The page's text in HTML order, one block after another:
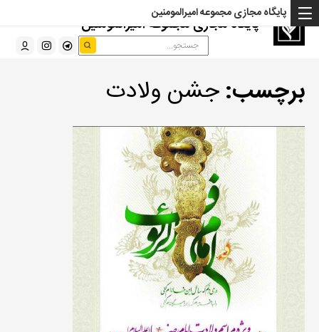
پایگاه مجازی مجموعه امیرالمومنین
پایگاه مجازی مجموعه امیرالمومنین
برچسب:جشن ولادت